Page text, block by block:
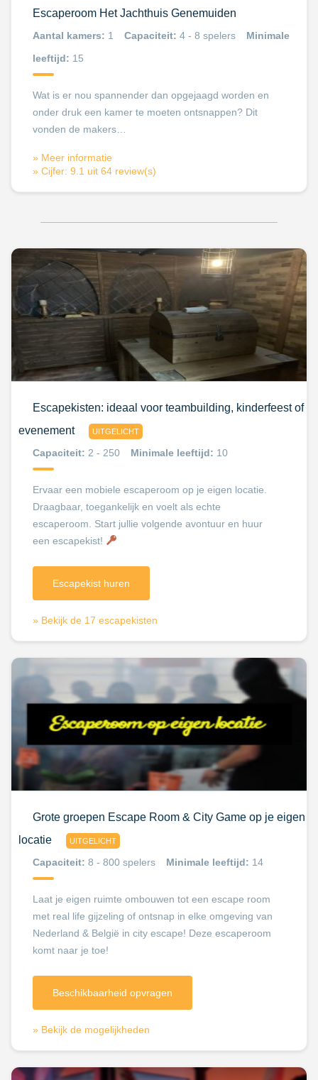
Escaperoom Het Jachthuis Genemuiden
Aantal kamers: 1 Capaciteit: 4 - 8 spelers
Minimale
leeftijd: 15
Wat is er nou spannender dan opgejaagd worden en
onder druk een kamer te moeten ontsnappen? Dit
vonden de makers…
» Meer informatie
» Cijfer: 9.1 uit 64 review(s)
Escapekisten: ideaal voor teambuilding, kinderfeest of
evenement
UITGELICHT
Capaciteit: 2 - 250 Minimale leeftijd: 10
Ervaar een mobiele escaperoom op je eigen locatie.
Draagbaar, toegankelijk en voelt als echte
escaperoom. Start jullie volgende avontuur en huur
een escapekist!
Escapekist huren
» Bekijk de 17 escapekisten
Grote groepen Escape Room & City Game op je eigen
locatie
UITGELICHT
Capaciteit: 8 - 800 spelers Minimale leeftijd: 14
Laat je eigen ruimte ombouwen tot een escape room
met real life gijzeling of ontsnap in elke omgeving van
Nederland & België in city escape! Deze escaperoom
komt naar je toe!
Beschikbaarheid opvragen
» Bekijk de mogelijkheden